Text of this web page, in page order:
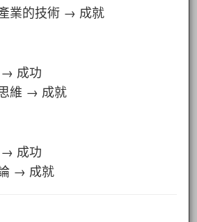
業的技術 → 成就
→ 成功
維 → 成就
成功
→ 成就